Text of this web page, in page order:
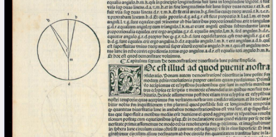
(the underscore) is the placeholder
for exactly one character.
(the percent sign) is the
placeholder for no, one or more
than one character.
(two percent signs) is the
placeholder for no, one or more
than one character, but not for
blank space (so that a search ends
at word boundaries).
Start
Project
Team
News
Jobs
Publications
Conference
Arabic Works